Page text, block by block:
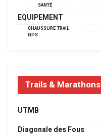
SANTÉ
EQUIPEMENT
CHAUSSURE TRAIL
GPS
Trails & Marathons
UTMB
Diagonale des Fous